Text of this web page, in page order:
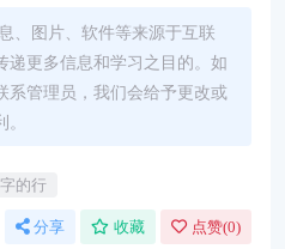
、图片、软件等来源于互联
递更多信息和学习之目的。如
系管理员，我们会给予更改或
的行
分享 收藏 点赞(0)